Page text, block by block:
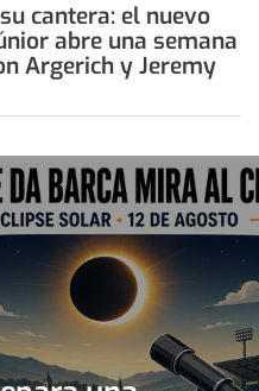
cantera: el nuevo
abre una semana
Argerich y Jeremy